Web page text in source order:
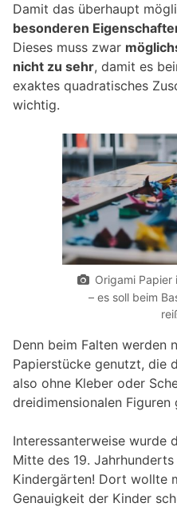
Damit das überhaupt
besonderen
Dieses muss zwar
nicht zu sehr, damit es
exaktes quadratisches
wichtig.
Origami
– es soll beim
Denn beim Falten werden
Papierstücke genutzt, die
also ohne Kleber oder
dreidimensionalen
Interessanterweise wurde
Mitte des 19.
Kindergärten! Dort wollte
Genauigkeit der Kinder